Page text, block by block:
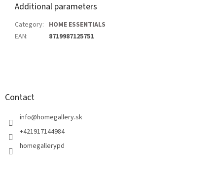
Additional parameters
Category: HOME ESSENTIALS
EAN: 8719987125751
Contact
info@homegallery.sk
+421917144984
homegallerypd